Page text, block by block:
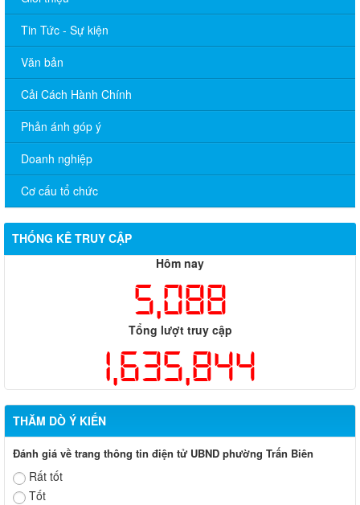
Tin Tức - Sự kiện
Văn bản
Cải Cách Hành Chính
Phản ánh góp ý
Doanh nghiệp
Cơ cấu tổ chức
THỐNG KÊ TRUY CẬP
Hôm nay
5,088
Tổng lượt truy cập
1,635,844
THĂM DÒ Ý KIẾN
Đánh giá về trang thông tin điện tử UBND phường Trấn Biên
Rất tốt
Tốt